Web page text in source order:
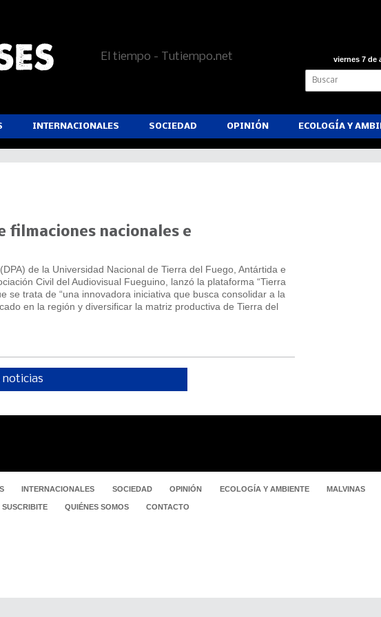
El tiempo - Tutiempo.net viernes 7 de
INTERNACIONALES SOCIEDAD OPINIÓN ECOLOGÍA Y
filmaciones nacionales e
de la Universidad Nacional de Tierra del Fuego, Antártida e
Civil del Audiovisual Fueguino, lanzó la plataforma “Tierra
se trata de “una innovadora iniciativa que busca consolidar a la
en la región y diversificar la matriz productiva de Tierra del
noticias
INTERNACIONALES SOCIEDAD OPINIÓN ECOLOGÍA Y AMBIENTE MALVINAS
SUSCRIBITE QUIÉNES SOMOS CONTACTO